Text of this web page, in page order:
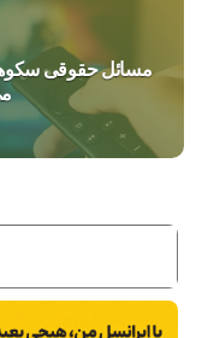
مسائل حقوقی